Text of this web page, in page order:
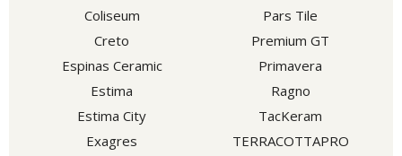
Coliseum
Creto
Espinas Ceramic
Estima
Estima City
Exagres
Pars Tile
Premium GT
Primavera
Ragno
TacKeram
TERRACOTTAPRO